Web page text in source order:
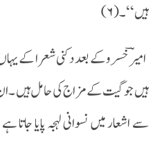
ہیں ‘‘۔(۶)
امیرؔ خسرو کے بعد دکنی شعرا کے
ہیں جو گیت کے مزاج کی حامل ہیں
سے اشعار میں نسوانی لہجہ پایا